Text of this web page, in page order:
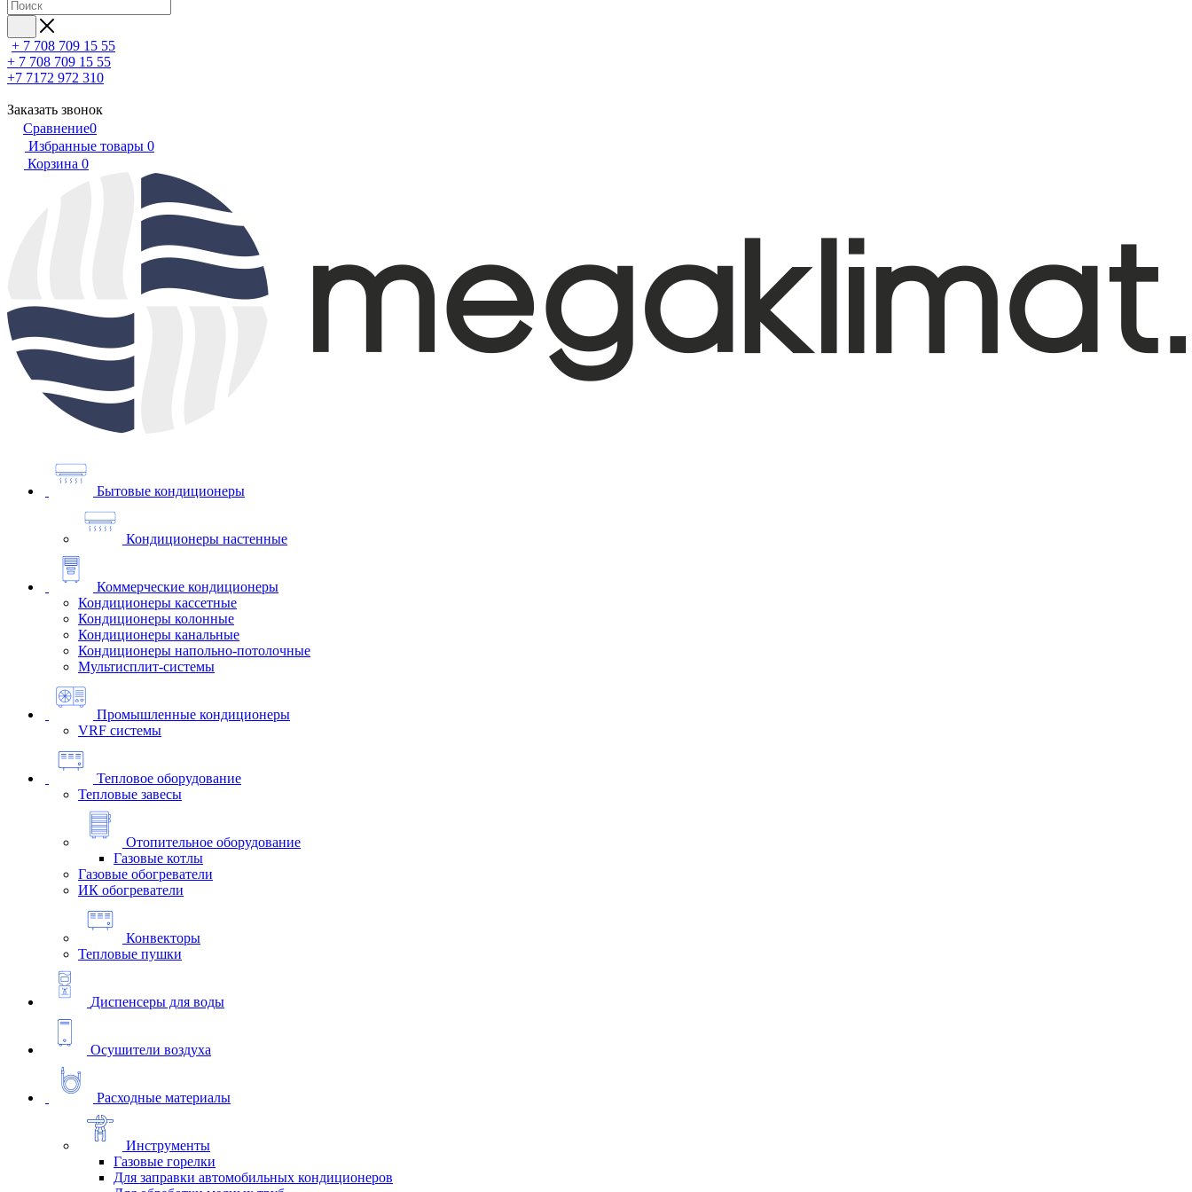
+ 7 708 709 15 55
+ 7 708 709 15 55
+7 7172 972 310
Заказать звонок
Сравнение0
Избранные товары 0
Корзина 0
Бытовые кондиционеры
Кондиционеры настенные
Коммерческие кондиционеры
Кондиционеры кассетные
Кондиционеры колонные
Кондиционеры канальные
Кондиционеры напольно-потолочные
Мультисплит-системы
Промышленные кондиционеры
VRF системы
Тепловое оборудование
Тепловые завесы
Отопительное оборудование
Газовые котлы
Газовые обогреватели
ИК обогреватели
Конвекторы
Тепловые пушки
Диспенсеры для воды
Осушители воздуха
Расходные материалы
Инструменты
Газовые горелки
Для заправки автомобильных кондиционеров